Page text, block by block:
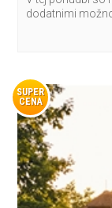
dodatnimi
SUPER
CENA